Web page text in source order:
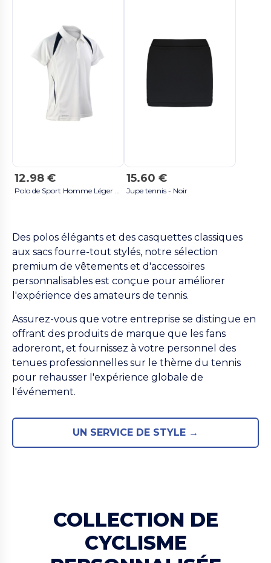
12.98 €
Polo de Sport Homme Léger & Respirant - Blanc/Navy
15.60 €
Jupe tennis - Noir
Des polos élégants et des casquettes classiques
aux sacs fourre-tout stylés, notre sélection
premium de vêtements et d'accessoires
personnalisables est conçue pour améliorer
l'expérience des amateurs de tennis.
Assurez-vous que votre entreprise se distingue en
offrant des produits de marque que les fans
adoreront, et fournissez à votre personnel des
tenues professionnelles sur le thème du tennis
pour rehausser l'expérience globale de
l'événement.
UN SERVICE DE STYLE →
COLLECTION DE
CYCLISME